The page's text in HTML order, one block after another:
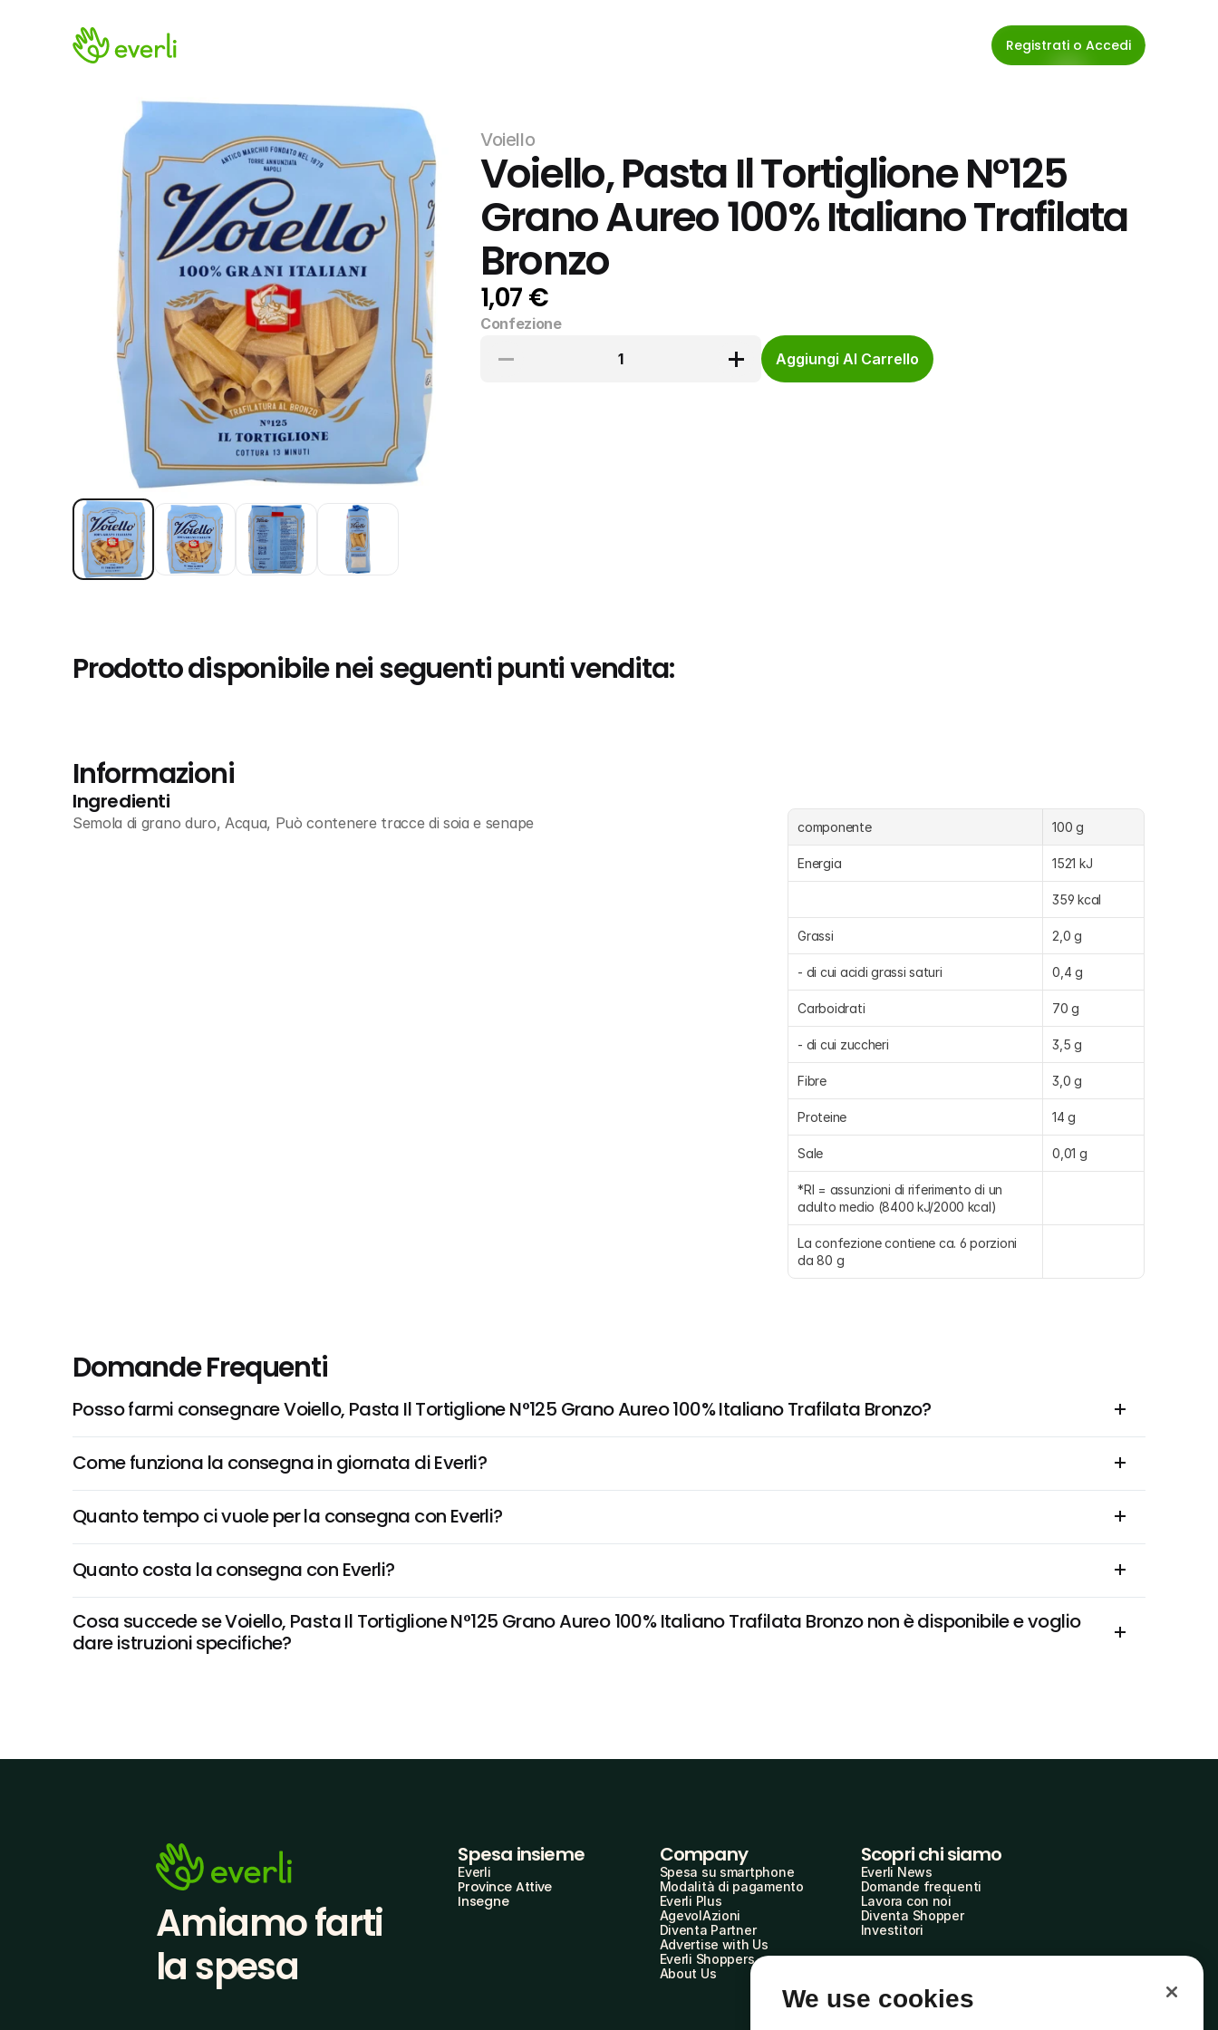
Registrati o Accedi
Voiello
Voiello, Pasta Il Tortiglione N°125
Grano Aureo 100% Italiano Trafilata
Bronzo
1,07 €
Confezione
1
Aggiungi Al Carrello
Prodotto disponibile nei seguenti punti vendita:
Informazioni
Ingredienti
Semola di grano duro, Acqua, Può contenere tracce di soia e senape componente 100 g
Energia 1521 kJ
359 kcal
Grassi 2,0 g
- di cui acidi grassi saturi 0,4 g
Carboidrati 70 g
- di cui zuccheri 3,5 g
Fibre 3,0 g
Proteine 14 g
Sale 0,01 g
*RI = assunzioni di riferimento di un
adulto medio (8400 kJ/2000 kcal)
La confezione contiene ca. 6 porzioni
da 80 g
Domande Frequenti
Posso farmi consegnare Voiello, Pasta Il Tortiglione N°125 Grano Aureo 100% Italiano Trafilata Bronzo?
Come funziona la consegna in giornata di Everli?
Quanto tempo ci vuole per la consegna con Everli?
Quanto costa la consegna con Everli?
Cosa succede se Voiello, Pasta Il Tortiglione N°125 Grano Aureo 100% Italiano Trafilata Bronzo non è disponibile e voglio
dare istruzioni specifiche?
Amiamo farti
la spesa
Spesa insieme
Everli
Province Attive
Insegne
Company
Spesa su smartphone
Modalità di pagamento
Everli Plus
AgevolAzioni
Diventa Partner
Advertise with Us
Everli Shoppers
About Us
Scopri chi siamo
Everli News
Domande frequenti
Lavora con noi
Diventa Shopper
Investitori
We use cookies